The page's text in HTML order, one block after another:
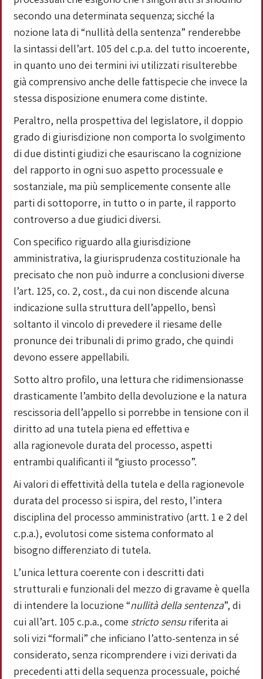
secondo una determinata sequenza; sicché la
nozione lata di “nullità della sentenza” renderebbe
la sintassi dell’art. 105 del c.p.a. del tutto incoerente,
in quanto uno dei termini ivi utilizzati risulterebbe
già comprensivo anche delle fattispecie che invece la
stessa disposizione enumera come distinte.
Peraltro, nella prospettiva del legislatore, il doppio
grado di giurisdizione non comporta lo svolgimento
di due distinti giudizi che esauriscano la cognizione
del rapporto in ogni suo aspetto processuale e
sostanziale, ma più semplicemente consente alle
parti di sottoporre, in tutto o in parte, il rapporto
controverso a due giudici diversi.
Con specifico riguardo alla giurisdizione
amministrativa, la giurisprudenza costituzionale ha
precisato che non può indurre a conclusioni diverse
l’art. 125, co. 2, cost., da cui non discende alcuna
indicazione sulla struttura dell’appello, bensì
soltanto il vincolo di prevedere il riesame delle
pronunce dei tribunali di primo grado, che quindi
devono essere appellabili.
Sotto altro profilo, una lettura che ridimensionasse
drasticamente l’ambito della devoluzione e la natura
rescissoria dell’appello si porrebbe in tensione con il
diritto ad una tutela piena ed effettiva e
alla ragionevole durata del processo, aspetti
entrambi qualificanti il “giusto processo”.
Ai valori di effettività della tutela e della ragionevole
durata del processo si ispira, del resto, l’intera
disciplina del processo amministrativo (artt. 1 e 2 del
c.p.a.), evolutosi come sistema conformato al
bisogno differenziato di tutela.
L’unica lettura coerente con i descritti dati
strutturali e funzionali del mezzo di gravame è quella
di intendere la locuzione “nullità della sentenza”, di
cui all’art. 105 c.p.a., come stricto sensuriferita ai
soli vizi “formali” che inficiano l’atto-sentenza in sé
considerato, senza ricomprendere i vizi derivati da
precedenti atti della sequenza processuale, poiché